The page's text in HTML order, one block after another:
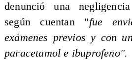
denunció una
según cuentan "fue
exámenes previos y con
paracetamol e ibuprofeno".